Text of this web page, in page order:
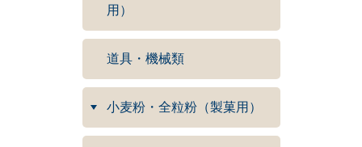
用）
道具・機械類
小麦粉・全粒粉（製菓用）